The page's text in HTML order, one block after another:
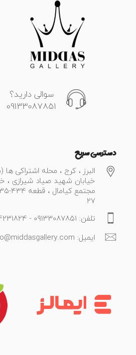
chosen
on
product
page
سوالی دارید؟
09133087851
دسترسی سریع
البرز ، کرج ، محله اشتراکی
خیابان شهید صیاد شیرازی ،
27
تلفن: 09133087851 - 02634231824
ایمیل: info@middasgallery.com